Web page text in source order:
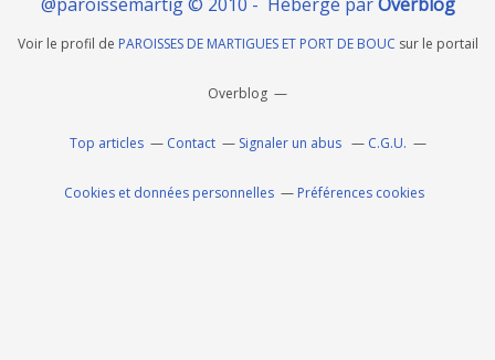
Voir le profil de PAROISSES DE MARTIGUES ET PORT DE BOUC sur le portail
Overblog
Top articles Contact Signaler un abus C.G.U.
Cookies et données personnelles Préférences cookies